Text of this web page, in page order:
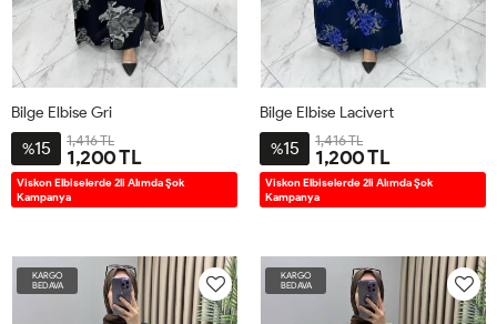
2BD38-
40
3BD42-
44
4BD46-
48
5BD50-
52
Bilge Elbise Gri
%15 1,416 TL
1,200 TL
Viskon Elbiselerde 2li Alımda Şok
Kampanya
2BD38-
40
3BD42-
44
4BD46-
48
5BD50-
52
Bilge Elbise Lacivert
%15 1,416 TL
1,200 TL
Viskon Elbiselerde 2li Alımda Şok
Kampanya
KARGO
BEDAVA
KARGO
BEDAVA